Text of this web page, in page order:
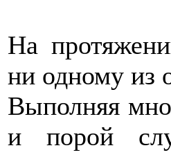
На
ни одному из
Выполняя
и порой